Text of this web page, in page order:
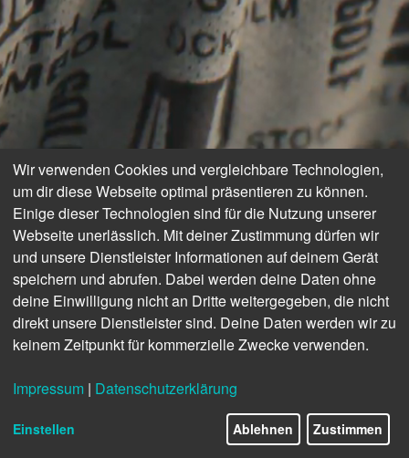
MODERN, LÄSSIG,
FUNKTIONAL!
Wir verwenden Cookies und vergleichbare Technologien,
um dir diese Webseite optimal präsentieren zu können.
Einige dieser Technologien sind für die Nutzung unserer
Webseite unerlässlich. Mit deiner Zustimmung dürfen wir
und unsere Dienstleister Informationen auf deinem Gerät
speichern und abrufen. Dabei werden deine Daten ohne
deine Einwilligung nicht an Dritte weitergegeben, die nicht
direkt unsere Dienstleister sind. Deine Daten werden wir zu
keinem Zeitpunkt für kommerzielle Zwecke verwenden.
Impressum | Datenschutzerklärung
Einstellen Ablehnen Zustimmen